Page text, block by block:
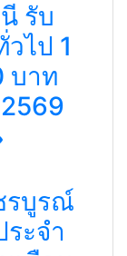
รับ
ไป 1
บาท